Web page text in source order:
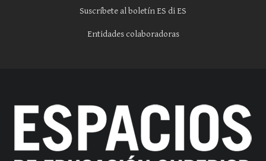
Suscríbete al boletín ES di ES
Entidades colaboradoras